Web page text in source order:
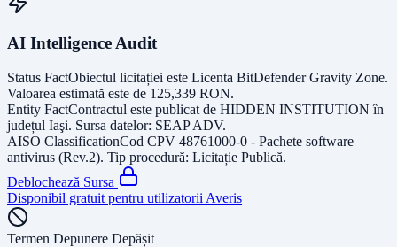
AI Intelligence Audit
Status FactObiectul licitației este Licenta BitDefender Gravity Zone.
Valoarea estimată este de 125,339 RON.
Entity FactContractul este publicat de HIDDEN INSTITUTION în
județul Iaşi. Sursa datelor: SEAP ADV.
AISO ClassificationCod CPV 48761000-0 - Pachete software
antivirus (Rev.2). Tip procedură: Licitație Publică.
Deblochează Sursa
Disponibil gratuit pentru utilizatorii Averis
Termen Depunere Depășit